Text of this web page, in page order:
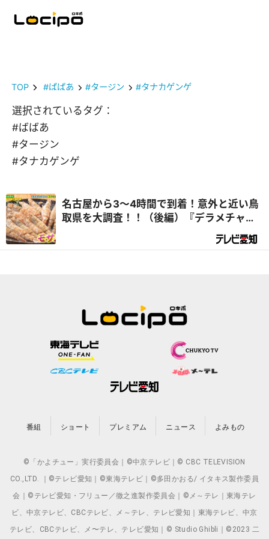
TOP #ばばあ #タージン #タナカゲンゲ
選択されているタグ：
#ばばあ
#タージン
#タナカゲンゲ
名古屋から3～4時間で到着！意外と近い鳥
取県を大調査！！（後編）『デラメチャ気
番組 ショート プレミアム ニュース よみもの
©「かよチュー」実行委員会｜©中京テレビ｜© CBC TELEVISION
CO.,LTD. ｜©テレビ愛知｜©東海テレビ｜©多田かおる/ イタキス製作委員
会｜©テレビ愛知・フリュー／徹之進製作委員会｜©メ～テレ｜東海テレ
ビ、中京テレビ、CBCテレビ、メ～テレ、テレビ愛知｜東海テレビ、中京
テレビ、CBCテレビ、メ〜テレ、テレビ愛知｜© Studio Ghibli｜©2023 二